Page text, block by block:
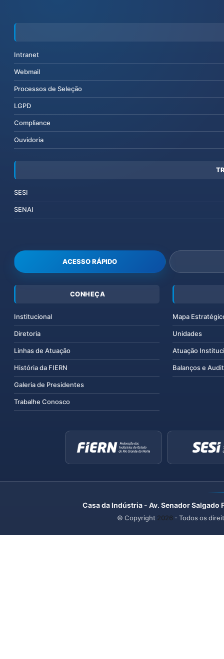
Intranet
Webmail
Processos de Seleção
LGPD
Compliance
Ouvidoria
SESI
SENAI
ACESSO RÁPIDO
CONHEÇA
Institucional
Diretoria
Linhas de Atuação
História da FIERN
Galeria de Presidentes
Trabalhe Conosco
Mapa
Unidades
Atuação
Balanços e
Casa da Indústria - Av. Senador
© Copyright 2026 - Todos os